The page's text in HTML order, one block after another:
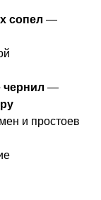
сопел —
—
и простоев